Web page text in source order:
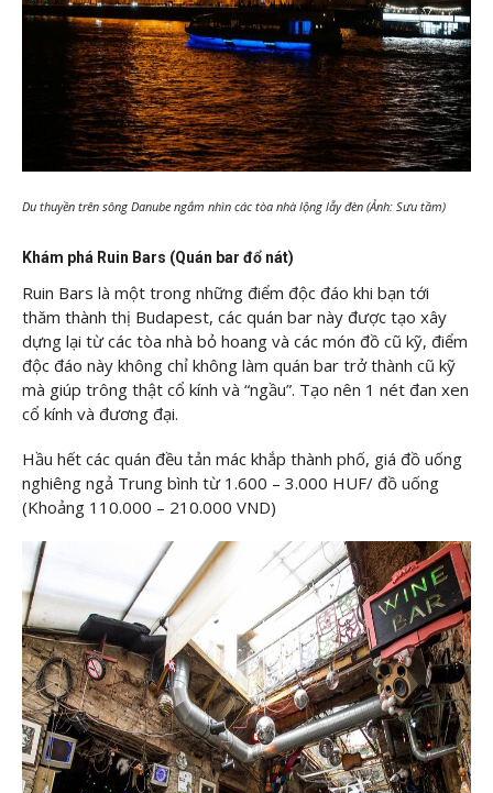
Du thuyền trên sông Danube ngắm nhìn các tòa nhà lộng lẫy đèn (Ảnh: Sưu tầm)
Khám phá Ruin Bars (Quán bar đổ nát)
Ruin Bars là một trong những điểm độc đáo khi bạn tới
thăm thành thị Budapest, các quán bar này được tạo xây
dựng lại từ các tòa nhà bỏ hoang và các món đồ cũ kỹ, điểm
độc đáo này không chỉ không làm quán bar trở thành cũ kỹ
mà giúp trông thật cổ kính và “ngầu”. Tạo nên 1 nét đan xen
cổ kính và đương đại.
Hầu hết các quán đều tản mác khắp thành phố, giá đồ uống
nghiêng ngả Trung bình từ 1.600 – 3.000 HUF/ đồ uống
(Khoảng 110.000 – 210.000 VND)